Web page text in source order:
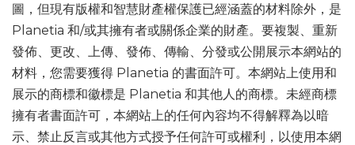
圖，但現有版權和智慧財產權保護已經涵蓋的材料除外，是
Planetia 和/或其擁有者或關係企業的財產。要複製、重新
發佈、更改、上傳、發佈、傳輸、分發或公開展示本網站的
材料，您需要獲得 Planetia 的書面許可。本網站上使用和
展示的商標和徽標是 Planetia 和其他人的商標。未經商標
擁有者書面許可，本網站上的任何內容均不得解釋為以暗
示、禁止反言或其他方式授予任何許可或權利，以使用本網